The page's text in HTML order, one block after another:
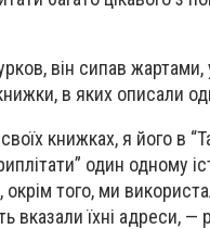
він сипав
в яких описали
книжках, я його в
один одному
того, ми
вказали їхні адреси, —